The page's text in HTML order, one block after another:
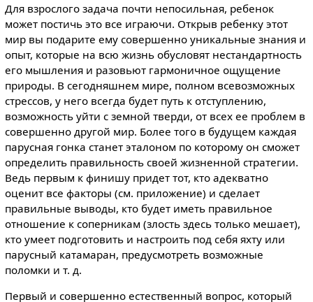
Для взрослого задача почти непосильная, ребенок
может постичь это все играючи. Открыв ребенку этот
мир вы подарите ему совершенно уникальные знания и
опыт, которые на всю жизнь обусловят нестандартность
его мышления и разовьют гармоничное ощущение
природы. В сегодняшнем мире, полном всевозможных
стрессов, у него всегда будет путь к отступлению,
возможность уйти с земной тверди, от всех ее проблем в
совершенно другой мир. Более того в будущем каждая
парусная гонка станет эталоном по которому он сможет
определить правильность своей жизненной стратегии.
Ведь первым к финишу придет тот, кто адекватно
оценит все факторы (см. приложение) и сделает
правильные выводы, кто будет иметь правильное
отношение к соперникам (злость здесь только мешает),
кто умеет подготовить и настроить под себя яхту или
парусный катамаран, предусмотреть возможные
поломки и т. д.
Первый и совершенно естественный вопрос, который